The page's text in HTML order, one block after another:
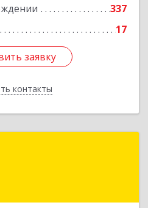
337
17
заявку
контакты
заявку
г, Рижский пр, дом №